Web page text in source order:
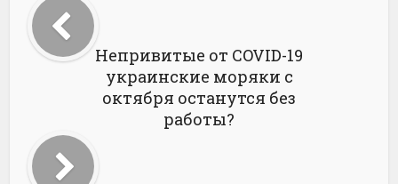
Непривитые от COVID-19
украинские моряки с
октября останутся без
работы?